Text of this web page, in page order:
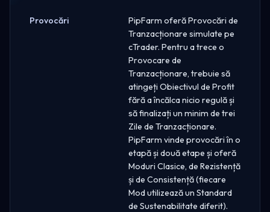
Provocări
PipFarm oferă Provocări de
Tranzacționare simulate pe
cTrader. Pentru a trece o
Provocare de
Tranzacționare, trebuie să
atingeți Obiectivul de Profit
fără a încălca nicio regulă și
să finalizați un minim de trei
Zile de Tranzacționare.
PipFarm vinde provocări în o
etapă și două etape și oferă
Moduri Clasice, de Rezistență
și de Consistență (fiecare
Mod utilizează un Standard
de Sustenabilitate diferit).